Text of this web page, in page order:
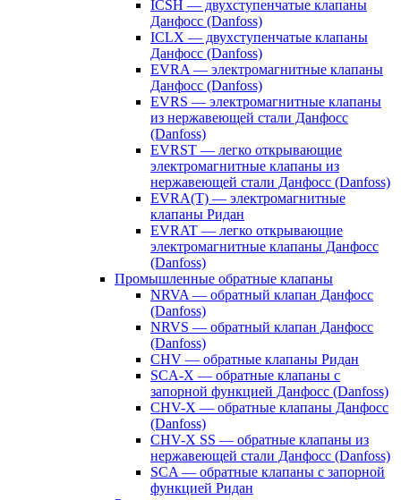
ICSH — двухступенчатые клапаны
Данфосс (Danfoss)
ICLX — двухступенчатые клапаны
Данфосс (Danfoss)
EVRA — электромагнитные клапаны
Данфосс (Danfoss)
EVRS — электромагнитные клапаны
из нержавеющей стали Данфосс
(Danfoss)
EVRST — легко открывающие
электромагнитные клапаны из
нержавеющей стали Данфосс (Danfoss)
EVRA(T) — электромагнитные
клапаны Ридан
EVRAT — легко открывающие
электромагнитные клапаны Данфосс
(Danfoss)
Промышленные обратные клапаны
NRVA — обратный клапан Данфосс
(Danfoss)
NRVS — обратный клапан Данфосс
(Danfoss)
CHV — обратные клапаны Ридан
SCA-X — обратные клапаны с
запорной функцией Данфосс (Danfoss)
CHV-X — обратные клапаны Данфосс
(Danfoss)
CHV-X SS — обратные клапаны из
нержавеющей стали Данфосс (Danfoss)
SCA — обратные клапаны с запорной
функцией Ридан